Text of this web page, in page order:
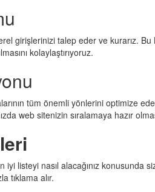
girişlerinizi talep eder ve kurarız. Bu
kolaylaştırıyoruz.
tüm önemli yönlerini optimize
web sitenizin sıralamaya hazır
listeyi nasıl alacağınız konusunda
tıklama alır.